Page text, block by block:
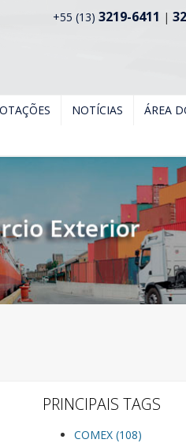
+55 (13) 3219-6411 |
NOTÍCIAS ÁREA
PRINCIPAIS TAGS
COMEX (108)